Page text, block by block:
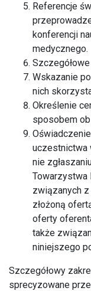
Referencje
konferencji
medycznego.
Wskazanie
nich
Określenie
sposobem
uczestnictwa
nie
Towarzystwa
związanych
złożoną
oferty
także
niniejszego
Szczegółowy
sprecyzowane